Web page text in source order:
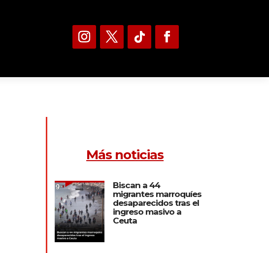
Más noticias
Biscan a 44
migrantes marroquíes
desaparecidos tras el
ingreso masivo a
Ceuta